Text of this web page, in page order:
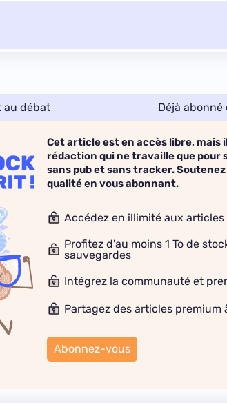
au débat Déjà
Cet article est en accès libre, mais
rédaction qui ne travaille que pour
sans pub et sans tracker.
qualité en vous abonnant.
Accédez en illimité aux
Profitez d'au moins 1 To de
sauvegardes
Intégrez la communauté et
Partagez des articles premium
Abonnez-vous